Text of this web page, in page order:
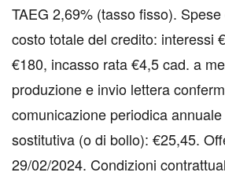
TAEG 2,69% (tasso fisso).
costo totale del credito: interessi
€180, incasso rata €4,5 cad. a
produzione e invio lettera
comunicazione periodica
sostitutiva (o di bollo): €25,45.
29/02/2024. Condizioni